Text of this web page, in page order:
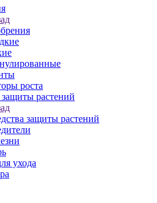
роста
защиты растений
защиты растений
ухода